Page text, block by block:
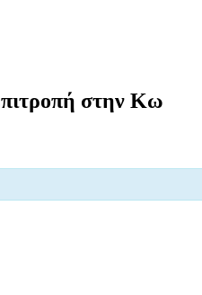
στην Κω